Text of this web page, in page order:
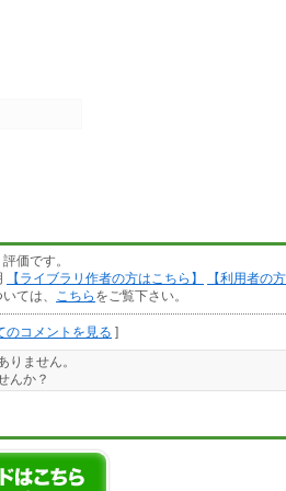
価です。
【ライブラリ作者の方はこちら】
【利用者の
ては、
こちら をご覧下さい。
のコメントを見る ]
りません。
んか？